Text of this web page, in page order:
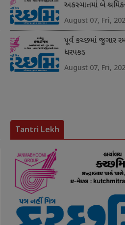
અકસ્માતમાં બે
August 07, Fri,
પૂર્વ કચ્છમાં જુગાર
ધરપકડ
August 07, Fri,
Tantri Lekh